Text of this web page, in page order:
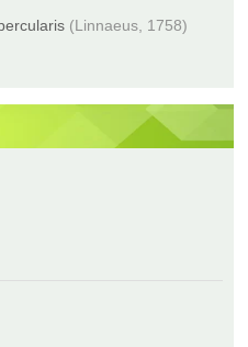
(Linnaeus, 1758)